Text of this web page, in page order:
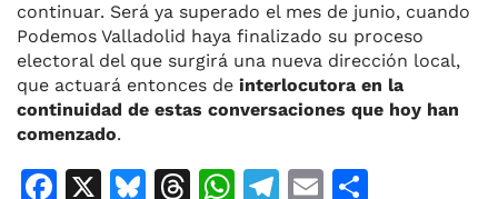
continuar. Será ya superado el mes de junio, cuando
Podemos Valladolid haya finalizado su proceso
electoral del que surgirá una nueva dirección local,
que actuará entonces de interlocutora en la
continuidad de estas conversaciones que hoy han
comenzado.
F X Bl T W T E